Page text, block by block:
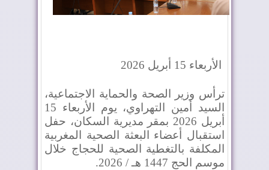
الأربعاء 15 أبريل 2026
ترأس وزير الصحة والحماية الاجتماعية،
السيد أمين التهراوي، يوم الأربعاء 15
أبريل 2026 بمقر مديرية السكان، حفل
استقبال أعضاء البعثة الصحية المغربية
المكلفة بالتغطية الصحية للحجاج خلال
موسم الحج 1447 هـ / 2026
.